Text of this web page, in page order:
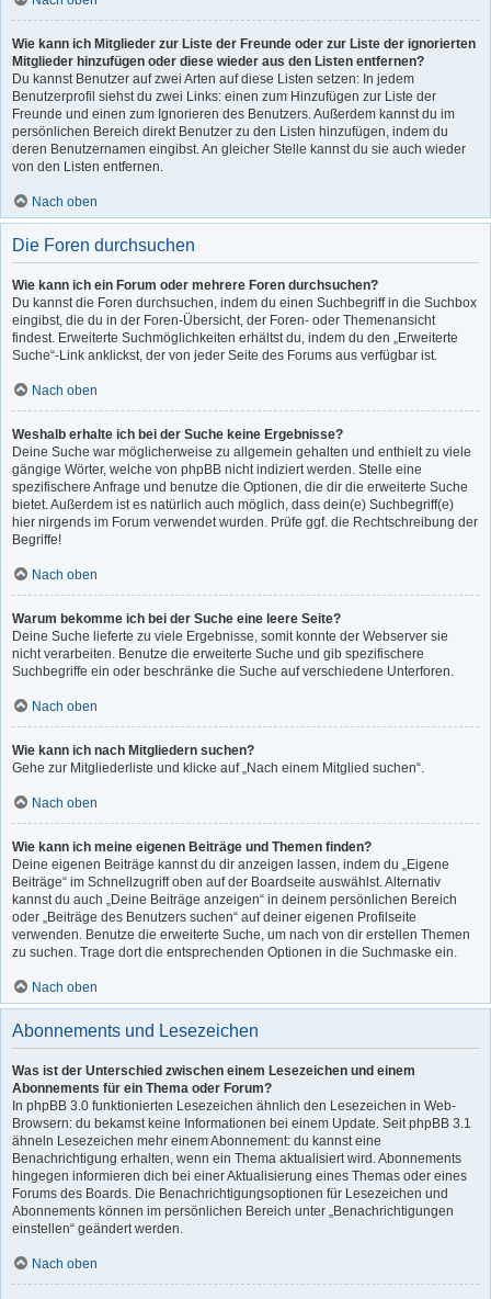
Wie kann ich Mitglieder zur Liste der Freunde oder zur Liste der ignorierten
Mitglieder hinzufügen oder diese wieder aus den Listen entfernen?
Du kannst Benutzer auf zwei Arten auf diese Listen setzen: In jedem
Benutzerprofil siehst du zwei Links: einen zum Hinzufügen zur Liste der
Freunde und einen zum Ignorieren des Benutzers. Außerdem kannst du im
persönlichen Bereich direkt Benutzer zu den Listen hinzufügen, indem du
deren Benutzernamen eingibst. An gleicher Stelle kannst du sie auch wieder
von den Listen entfernen.
Nach oben
Die Foren durchsuchen
Wie kann ich ein Forum oder mehrere Foren durchsuchen?
Du kannst die Foren durchsuchen, indem du einen Suchbegriff in die Suchbox
eingibst, die du in der Foren-Übersicht, der Foren- oder Themenansicht
findest. Erweiterte Suchmöglichkeiten erhältst du, indem du den „Erweiterte
Suche“-Link anklickst, der von jeder Seite des Forums aus verfügbar ist.
Nach oben
Weshalb erhalte ich bei der Suche keine Ergebnisse?
Deine Suche war möglicherweise zu allgemein gehalten und enthielt zu viele
gängige Wörter, welche von phpBB nicht indiziert werden. Stelle eine
spezifischere Anfrage und benutze die Optionen, die dir die erweiterte Suche
bietet. Außerdem ist es natürlich auch möglich, dass dein(e) Suchbegriff(e)
hier nirgends im Forum verwendet wurden. Prüfe ggf. die Rechtschreibung der
Begriffe!
Nach oben
Warum bekomme ich bei der Suche eine leere Seite?
Deine Suche lieferte zu viele Ergebnisse, somit konnte der Webserver sie
nicht verarbeiten. Benutze die erweiterte Suche und gib spezifischere
Suchbegriffe ein oder beschränke die Suche auf verschiedene Unterforen.
Nach oben
Wie kann ich nach Mitgliedern suchen?
Gehe zur Mitgliederliste und klicke auf „Nach einem Mitglied suchen“.
Nach oben
Wie kann ich meine eigenen Beiträge und Themen finden?
Deine eigenen Beiträge kannst du dir anzeigen lassen, indem du „Eigene
Beiträge“ im Schnellzugriff oben auf der Boardseite auswählst. Alternativ
kannst du auch „Deine Beiträge anzeigen“ in deinem persönlichen Bereich
oder „Beiträge des Benutzers suchen“ auf deiner eigenen Profilseite
verwenden. Benutze die erweiterte Suche, um nach von dir erstellen Themen
zu suchen. Trage dort die entsprechenden Optionen in die Suchmaske ein.
Nach oben
Abonnements und Lesezeichen
Was ist der Unterschied zwischen einem Lesezeichen und einem
Abonnements für ein Thema oder Forum?
In phpBB 3.0 funktionierten Lesezeichen ähnlich den Lesezeichen in Web-
Browsern: du bekamst keine Informationen bei einem Update. Seit phpBB 3.1
ähneln Lesezeichen mehr einem Abonnement: du kannst eine
Benachrichtigung erhalten, wenn ein Thema aktualisiert wird. Abonnements
hingegen informieren dich bei einer Aktualisierung eines Themas oder eines
Forums des Boards. Die Benachrichtigungsoptionen für Lesezeichen und
Abonnements können im persönlichen Bereich unter „Benachrichtigungen
einstellen“ geändert werden.
Nach oben